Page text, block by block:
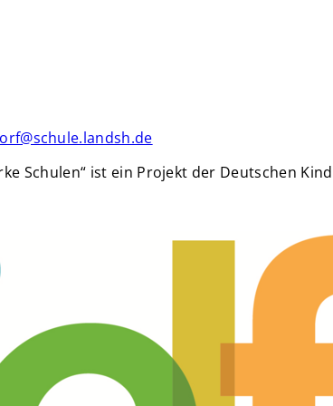
Schulen“ ist ein Projekt der Deutschen